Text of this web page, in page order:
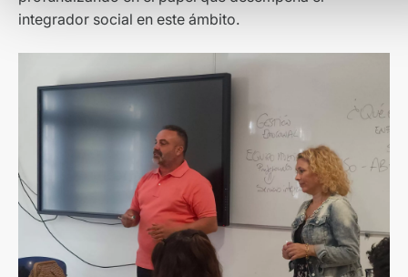
integrador social en este ámbito.